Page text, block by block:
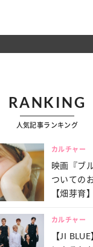
RANKING
人気記事ランキング
カルチャー
映画『ブ
ついての
【畑芽育
は？
カルチャー
【JI